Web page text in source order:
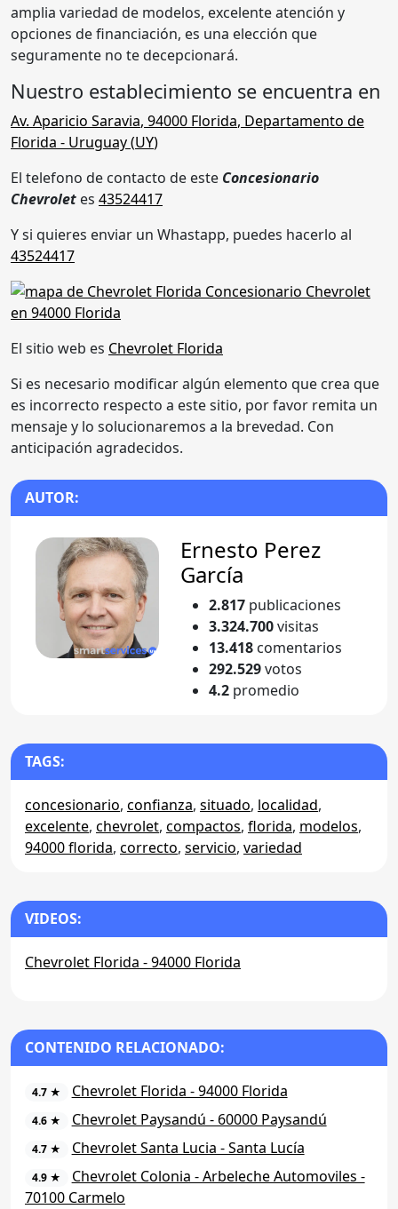
amplia variedad de modelos, excelente atención y
opciones de financiación, es una elección que
seguramente no te decepcionará.
Nuestro establecimiento se encuentra en
Av. Aparicio Saravia, 94000 Florida, Departamento de
Florida - Uruguay (UY)
El telefono de contacto de este Concesionario
Chevrolet es 43524417
Y si quieres enviar un Whastapp, puedes hacerlo al
43524417
El sitio web es Chevrolet Florida
Si es necesario modificar algún elemento que crea que
es incorrecto respecto a este sitio, por favor remita un
mensaje y lo solucionaremos a la brevedad. Con
anticipación agradecidos.
AUTOR:
Ernesto Perez
García
2.817 publicaciones
3.324.700visitas
13.418 comentarios
292.529votos
4.2 promedio
TAGS:
concesionario, confianza, situado, localidad,
excelente, chevrolet, compactos, florida, modelos,
94000 florida, correcto, servicio, variedad
VIDEOS:
Chevrolet Florida - 94000 Florida
CONTENIDO RELACIONADO:
4.7 ★ Chevrolet Florida - 94000 Florida
4.6 ★ Chevrolet Paysandú - 60000 Paysandú
4.7 ★ Chevrolet Santa Lucia - Santa Lucía
4.9 ★
Chevrolet Colonia - Arbeleche Automoviles -
70100 Carmelo